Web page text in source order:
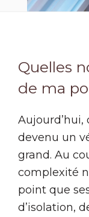
Quelles
de ma
Aujourd’hui,
devenu un
grand. Au
complexité
point que
d’isolation,